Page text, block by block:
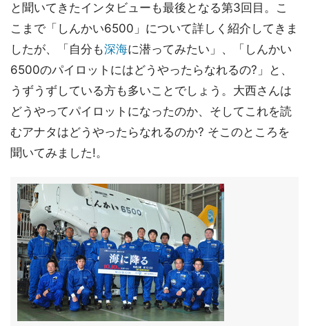
と聞いてきたインタビューも最後となる第3回目。こ
こまで「しんかい6500」について詳しく紹介してきま
したが、「自分も深海に潜ってみたい」、「しんかい
6500のパイロットにはどうやったらなれるの?」と、
うずうずしている方も多いことでしょう。大西さんは
どうやってパイロットになったのか、そしてこれを読
むアナタはどうやったらなれるのか? そこのところを
聞いてみました!。